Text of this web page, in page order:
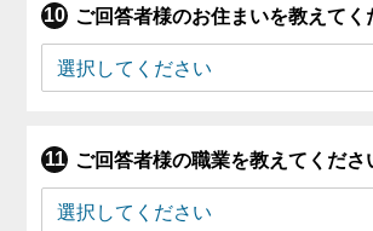
ご回答者様のお住まいを教えてく
ご回答者様の職業を教えてくださ